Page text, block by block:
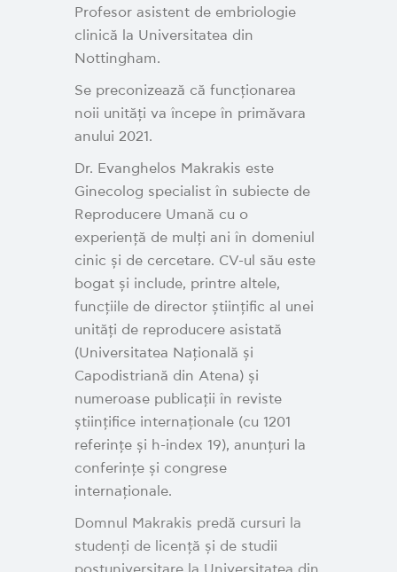
Profesor asistent de embriologie
clinică la Universitatea din
Nottingham.
Se preconizează că funcționarea
noii unități va începe în primăvara
anului 2021.
Dr. Evanghelos Makrakis este
Ginecolog specialist în subiecte de
Reproducere Umană cu o
experiență de mulți ani în domeniul
cinic și de cercetare. CV-ul său este
bogat și include, printre altele,
funcțiile de director științific al unei
unități de reproducere asistată
(Universitatea Națională și
Capodistriană din Atena) și
numeroase publicații în reviste
științifice internaționale (cu 1201
referințe și h-index 19), anunțuri la
conferințe și congrese
internaționale.
Domnul Makrakis predă cursuri la
studenți de licență și de studii